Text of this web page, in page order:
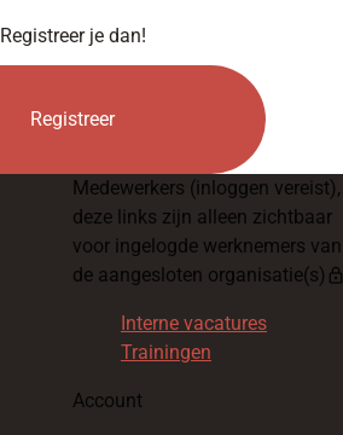
Registreer je dan!
Registreer
Medewerkers (inloggen vereist),
deze links zijn alleen zichtbaar
voor ingelogde werknemers van
de aangesloten organisatie(s)
Interne vacatures
Trainingen
Account